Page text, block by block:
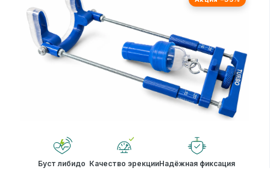
Буст либидо Качество эрекцииНадёжная фиксация